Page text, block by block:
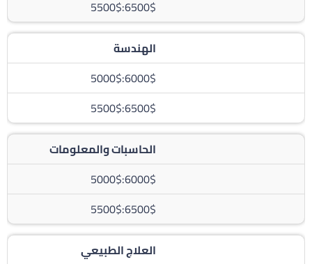
6500$:5500$
الهندسة
6000$:5000$
6500$:5500$
الحاسبات والمعلومات
6000$:5000$
6500$:5500$
العلاج الطبيعي